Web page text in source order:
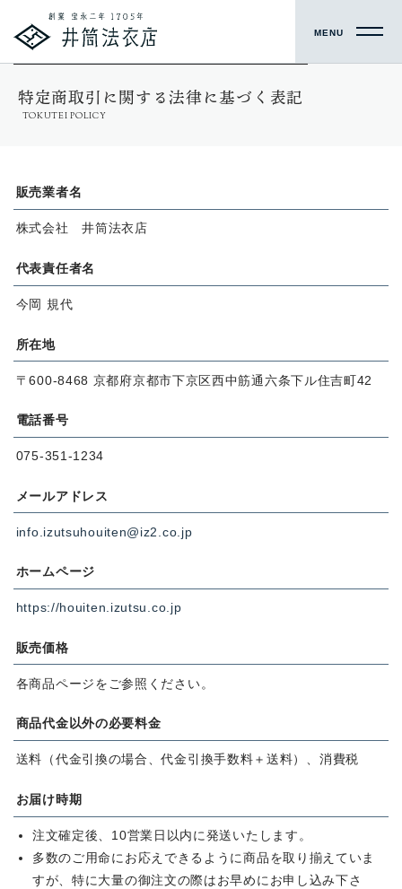
MENU
特定商取引に関する法律に基づく表記
TOKUTEI POLICY
販売業者名
株式会社 井筒法衣店
代表責任者名
今岡 規代
所在地
〒600-8468 京都府京都市下京区西中筋通六条下ル住吉町42
電話番号
075-351-1234
メールアドレス
info.izutsuhouiten@iz2.co.jp
ホームページ
https://houiten.izutsu.co.jp
販売価格
各商品ページをご参照ください。
商品代金以外の必要料金
送料（代金引換の場合、代金引換手数料＋送料）、消費税
お届け時期
注文確定後、10営業日以内に発送いたします。
多数のご用命にお応えできるように商品を取り揃えていま
すが、特に大量の御注文の際はお早めにお申し込み下さ